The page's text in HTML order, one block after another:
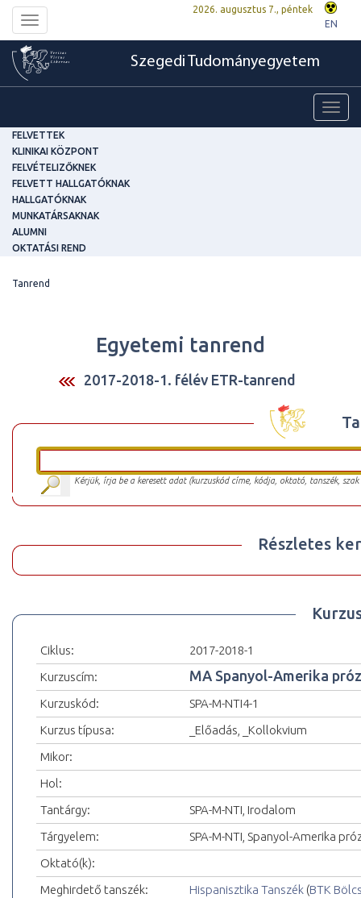
Toggle
navigation
2026. augusztus 7., péntek
EN
Szegedi Tudományegyetem
FELVETTEK
KLINIKAI KÖZPONT
FELVÉTELIZŐKNEK
FELVETT HALLGATÓKNAK
HALLGATÓKNAK
MUNKATÁRSAKNAK
ALUMNI
OKTATÁSI REND
Tanrend
Egyetemi tanrend
2017-2018-1. félév ETR-tanrend
Kérjük, írja be a keresett adat (kurzuskód címe, kódja, oktató, tanszék,
Részletes
Ciklus:
2017-2018-1
Kurzuscím:
MA Spanyol-Amerika
Kurzuskód:
SPA-M-NTI4-1
Kurzus típusa:
_Előadás, _Kollokvium
Mikor:
Hol:
Tantárgy:
SPA-M-NTI, Irodalom
Tárgyelem:
SPA-M-NTI, Spanyol-Amerika
Oktató(k):
Meghirdető tanszék:
Hispanisztika Tanszék (BTK